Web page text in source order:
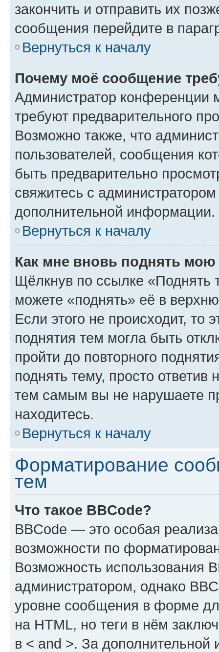
закончить и отправить их
сообщения перейдите в
Вернуться к началу
Почему моё сообщение
Администратор конференции
требуют предварительного
Возможно также, что
пользователей, сообщения
быть предварительно
свяжитесь с
дополнительной информации.
Вернуться к началу
Как мне вновь поднять мою
Щёлкнув по ссылке «Поднять
можете «поднять» её в
Если этого не происходит, то
поднятия тем могла быть
пройти до повторного
поднять тему, просто ответив
тем самым вы не нарушаете
находитесь.
Вернуться к началу
Форматирование
тем
Что такое BBCode?
BBCode — это особая
возможности по
Возможность использования
администратором, однако
уровне сообщения в форме
на HTML, но теги в нём
в < and >. За